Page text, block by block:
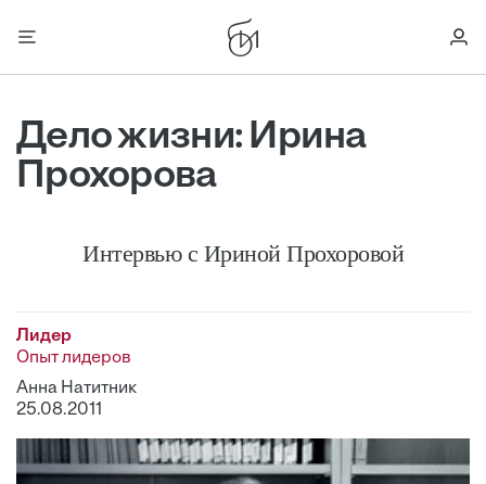
Дело жизни: Ирина
Прохорова
Интервью с Ириной Прохоровой
Лидер
Опыт лидеров
Анна Натитник
25.08.2011